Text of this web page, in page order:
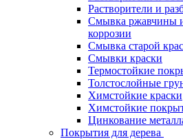
Растворители и
Смывка ржавчины и
коррозии
Смывка старой
Смывки краски
Термостойкие
Толстослойные
Химстойкие краски
Химстойкие
Цинкование
Покрытия для дерева